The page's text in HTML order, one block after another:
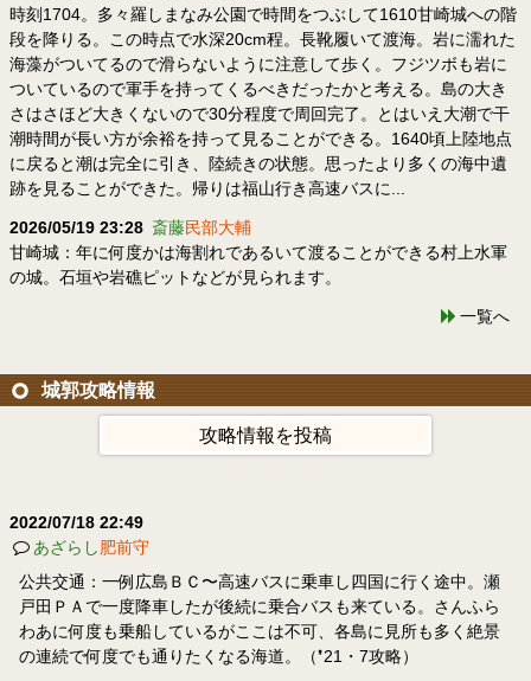
時刻1704。多々羅しまなみ公園で時間をつぶして1610甘崎城への階
段を降りる。この時点で水深20cm程。長靴履いて渡海。岩に濡れた
海藻がついてるので滑らないように注意して歩く。フジツボも岩に
ついているので軍手を持ってくるべきだったかと考える。島の大き
さはさほど大きくないので30分程度で周回完了。とはいえ大潮で干
潮時間が長い方が余裕を持って見ることができる。1640頃上陸地点
に戻ると潮は完全に引き、陸続きの状態。思ったより多くの海中遺
跡を見ることができた。帰りは福山行き高速バスに...
2026/05/19 23:28 斎藤民部大輔
甘崎城：年に何度かは海割れであるいて渡ることができる村上水軍
の城。石垣や岩礁ピットなどが見られます。
一覧へ
城郭攻略情報
攻略情報を投稿
2022/07/18 22:49
あざらし肥前守
公共交通：一例広島ＢＣ〜高速バスに乗車し四国に行く途中。瀬
戸田ＰＡで一度降車したが後続に乗合バスも来ている。さんふら
わあに何度も乗船しているがここは不可、各島に見所も多く絶景
の連続で何度でも通りたくなる海道。（❜21・7攻略）